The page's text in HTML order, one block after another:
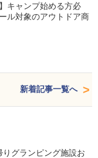
キャンプ始める方必
ル対象のアウトドア商
新着記事一覧へ
りグランピング施設お